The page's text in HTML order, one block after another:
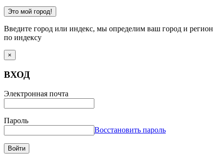
Это мой город!
Введите город или индекс, мы определим ваш город и регион
по индексу
×
ВХОД
Электронная почта
Пароль
Восстановить пароль
Войти